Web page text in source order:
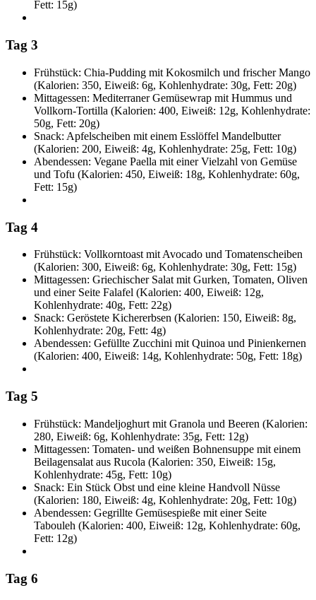
Fett: 15g)
Tag 3
Frühstück: Chia-Pudding mit Kokosmilch und frischer Mango
(Kalorien: 350, Eiweiß: 6g, Kohlenhydrate: 30g, Fett: 20g)
Mittagessen: Mediterraner Gemüsewrap mit Hummus und
Vollkorn-Tortilla (Kalorien: 400, Eiweiß: 12g, Kohlenhydrate:
50g, Fett: 20g)
Snack: Apfelscheiben mit einem Esslöffel Mandelbutter
(Kalorien: 200, Eiweiß: 4g, Kohlenhydrate: 25g, Fett: 10g)
Abendessen: Vegane Paella mit einer Vielzahl von Gemüse
und Tofu (Kalorien: 450, Eiweiß: 18g, Kohlenhydrate: 60g,
Fett: 15g)
Tag 4
Frühstück: Vollkorntoast mit Avocado und Tomatenscheiben
(Kalorien: 300, Eiweiß: 6g, Kohlenhydrate: 30g, Fett: 15g)
Mittagessen: Griechischer Salat mit Gurken, Tomaten, Oliven
und einer Seite Falafel (Kalorien: 400, Eiweiß: 12g,
Kohlenhydrate: 40g, Fett: 22g)
Snack: Geröstete Kichererbsen (Kalorien: 150, Eiweiß: 8g,
Kohlenhydrate: 20g, Fett: 4g)
Abendessen: Gefüllte Zucchini mit Quinoa und Pinienkernen
(Kalorien: 400, Eiweiß: 14g, Kohlenhydrate: 50g, Fett: 18g)
Tag 5
Frühstück: Mandeljoghurt mit Granola und Beeren (Kalorien:
280, Eiweiß: 6g, Kohlenhydrate: 35g, Fett: 12g)
Mittagessen: Tomaten- und weißen Bohnensuppe mit einem
Beilagensalat aus Rucola (Kalorien: 350, Eiweiß: 15g,
Kohlenhydrate: 45g, Fett: 10g)
Snack: Ein Stück Obst und eine kleine Handvoll Nüsse
(Kalorien: 180, Eiweiß: 4g, Kohlenhydrate: 20g, Fett: 10g)
Abendessen: Gegrillte Gemüsespieße mit einer Seite
Tabouleh (Kalorien: 400, Eiweiß: 12g, Kohlenhydrate: 60g,
Fett: 12g)
Tag 6